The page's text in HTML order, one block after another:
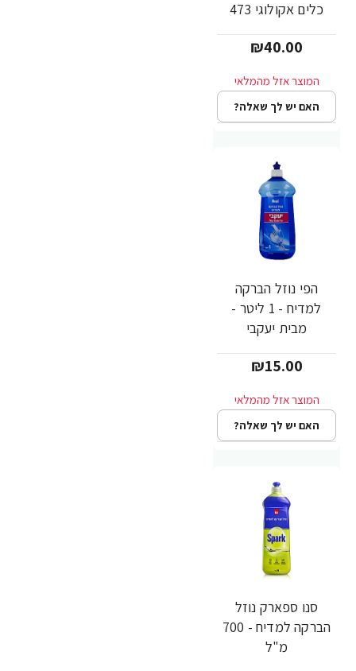
כלים אקולוגי 473
₪40.00
האם יש לך שאלה?
הפי נוזל הברקה
למדיח - 1 ליטר -
מבית יעקבי
₪15.00
האם יש לך שאלה?
סנו ספארק נוזל
הברקה למדיח - 700
מ"ל